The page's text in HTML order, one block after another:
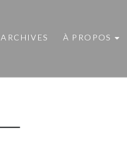
ARCHIVES À PROPOS